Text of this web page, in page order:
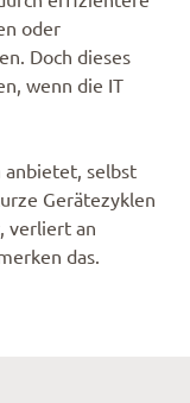
oder
Doch dieses
wenn die IT
anbietet, selbst
Gerätezyklen
verliert an
das.